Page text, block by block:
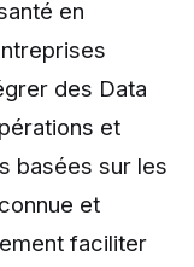
en
des Data
et
basées sur les
et
faciliter